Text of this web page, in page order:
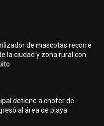
de mascotas recorre
la ciudad y zona rural con
detiene a chofer de
al área de playa